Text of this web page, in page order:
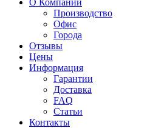
О Компании
Производство
Офис
Города
Отзывы
Цены
Информация
Гарантии
Доставка
FAQ
Статьи
Контакты